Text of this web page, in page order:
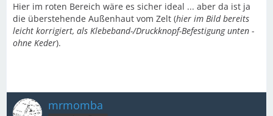
Hier im roten Bereich wäre es sicher ideal ... aber da ist ja
die überstehende Außenhaut vom Zelt (hier im Bild bereits
leicht korrigiert, als Klebeband-/Druckknopf-Befestigung unten -
ohne Keder).
mrmomba